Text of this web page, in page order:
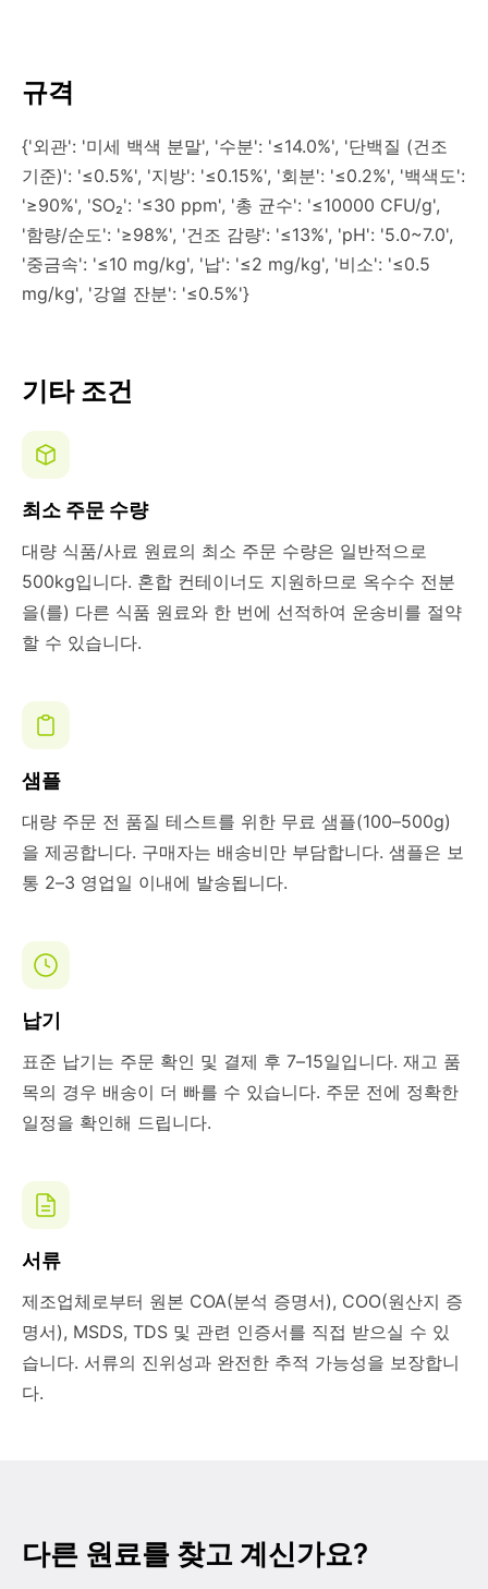
규격
{'외관': '미세 백색 분말', '수분': '≤14.0%', '단백질 (건조
기준)': '≤0.5%', '지방': '≤0.15%', '회분': '≤0.2%', '백색도':
'≥90%', 'SO₂': '≤30 ppm', '총 균수': '≤10000 CFU/g',
'함량/순도': '≥98%', '건조 감량': '≤13%', 'pH': '5.0~7.0',
'중금속': '≤10 mg/kg', '납': '≤2 mg/kg', '비소': '≤0.5
mg/kg', '강열 잔분': '≤0.5%'}
기타 조건
최소 주문 수량
대량 식품/사료 원료의 최소 주문 수량은 일반적으로
500kg입니다. 혼합 컨테이너도 지원하므로 옥수수 전분
을(를) 다른 식품 원료와 한 번에 선적하여 운송비를 절약
할 수 있습니다.
샘플
대량 주문 전 품질 테스트를 위한 무료 샘플(100–500g)
을 제공합니다. 구매자는 배송비만 부담합니다. 샘플은 보
통 2–3 영업일 이내에 발송됩니다.
납기
표준 납기는 주문 확인 및 결제 후 7–15일입니다. 재고 품
목의 경우 배송이 더 빠를 수 있습니다. 주문 전에 정확한
일정을 확인해 드립니다.
서류
제조업체로부터 원본 COA(분석 증명서), COO(원산지 증
명서), MSDS, TDS 및 관련 인증서를 직접 받으실 수 있
습니다. 서류의 진위성과 완전한 추적 가능성을 보장합니
다.
다른 원료를 찾고 계신가요?